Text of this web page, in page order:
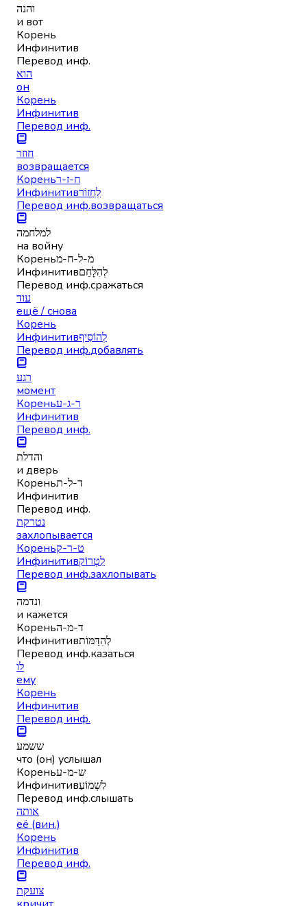
והנה
и вот
Корень
Инфинитив
Перевод инф.
הוא
он
Корень
Инфинитив
Перевод инф.
חוזר
возвращается
Кореньח-ז-ר
Инфинитивלַחְזוֹר
Перевод инф.возвращаться
למלחמה
на войну
Кореньמ-ל-ח-מ
Инфинитивלְהִלָּחֵם
Перевод инф.сражаться
עוד
ещё / снова
Корень
Инфинитивלְהוֹסִיף
Перевод инф.добавлять
רגע
момент
Кореньר-ג-ע
Инфинитив
Перевод инф.
והדלת
и дверь
Кореньד-ל-ת
Инфинитив
Перевод инф.
נטרקת
захлопывается
Кореньט-ר-ק
Инфинитивלִטְרוֹק
Перевод инф.захлопывать
ונדמה
и кажется
Кореньד-מ-ה
Инфинитивלְהִדַּמּוֹת
Перевод инф.казаться
לו
ему
Корень
Инфинитив
Перевод инф.
ששמע
что (он) услышал
Кореньש-מ-ע
Инфинитивלִשְׁמוֹעַ
Перевод инф.слышать
אותה
её (вин.)
Корень
Инфинитив
Перевод инф.
צועקת